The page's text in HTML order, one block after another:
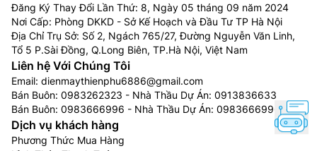
Hệ điều hành quen thuộc, giao diện thân
thiện
Đăng Ký Thay Đổi Lần Thứ: 8, Ngày 05 tháng 09 năm 2024
Nơi Cấp: Phòng DKKD - Sở Kế Hoạch và Đầu Tư TP Hà Nội
Địa Chỉ Trụ Sở: Số 2, Ngách 765/27, Đường Nguyễn Văn Linh,
Tổ 5 P.Sài Đồng, Q.Long Biên, TP.Hà Nội, Việt Nam
Liên hệ Với Chúng Tôi
Email: dienmaythienphu6886@gmail.com
Bán Buôn: 0983262323 - Nhà Thầu Dự Án: 0913836633
Bán Buôn: 0983666996 - Nhà Thầu Dự Án: 0983666996
Dịch vụ khách hàng
Phương Thức Mua Hàng